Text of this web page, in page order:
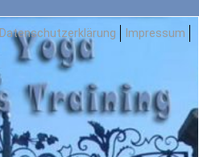
Impressum
Datenschutzerklärung